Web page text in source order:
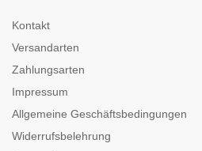
Kontakt
Versandarten
Zahlungsarten
Impressum
Allgemeine Geschäftsbedingungen
Widerrufsbelehrung